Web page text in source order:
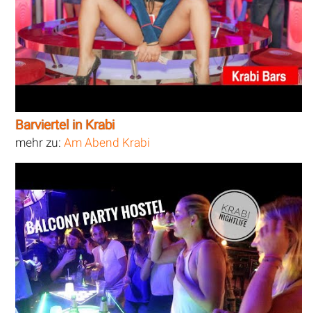
Barviertel in Krabi
mehr zu:Am Abend Krabi